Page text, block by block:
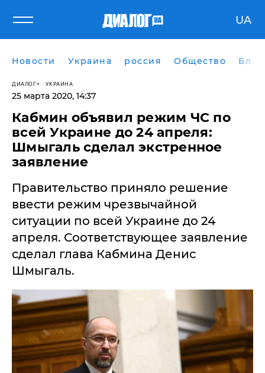
UA
Новости Украина россия Общество
ДИАЛОГ УКРАИНА
25 марта 2020, 14:37
Кабмин объявил режим ЧС по
всей Украине до 24 апреля:
Шмыгаль сделал экстренное
заявление
​Правительство приняло решение
ввести режим чрезвычайной
ситуации по всей Украине до 24
апреля. Соответствующее заявление
сделал глава Кабмина Денис
Шмыгаль.